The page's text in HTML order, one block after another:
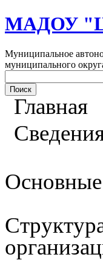
МАДОУ
Муниципальное
муниципального
Главная
Основные